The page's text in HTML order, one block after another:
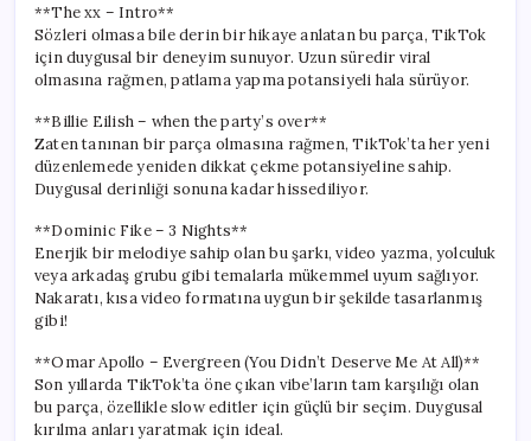
**The xx – Intro**
Sözleri olmasa bile derin bir hikaye anlatan bu parça, TikTok
için duygusal bir deneyim sunuyor. Uzun süredir viral
olmasına rağmen, patlama yapma potansiyeli hala sürüyor.
**Billie Eilish – when the party’s over**
Zaten tanınan bir parça olmasına rağmen, TikTok’ta her yeni
düzenlemede yeniden dikkat çekme potansiyeline sahip.
Duygusal derinliği sonuna kadar hissediliyor.
**Dominic Fike – 3 Nights**
Enerjik bir melodiye sahip olan bu şarkı, video yazma, yolculuk
veya arkadaş grubu gibi temalarla mükemmel uyum sağlıyor.
Nakaratı, kısa video formatına uygun bir şekilde tasarlanmış
gibi!
**Omar Apollo – Evergreen (You Didn’t Deserve Me At All)**
Son yıllarda TikTok’ta öne çıkan vibe’ların tam karşılığı olan
bu parça, özellikle slow editler için güçlü bir seçim. Duygusal
kırılma anları yaratmak için ideal.